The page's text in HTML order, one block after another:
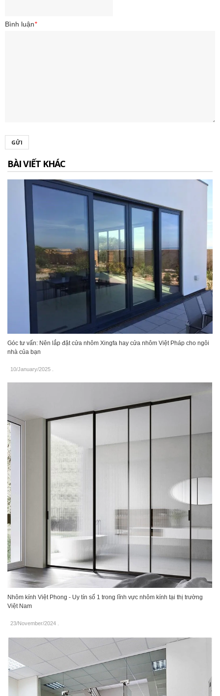
Bình luận*
GỬI
BÀI VIẾT KHÁC
Góc tư vấn: Nên lắp đặt cửa nhôm Xingfa hay cửa nhôm Việt Pháp cho ngôi
nhà của bạn
10/January/2025
Nhôm kính Việt Phong - Uy tín số 1 trong lĩnh vực nhôm kính tại thị trường
Việt Nam
23/November/2024